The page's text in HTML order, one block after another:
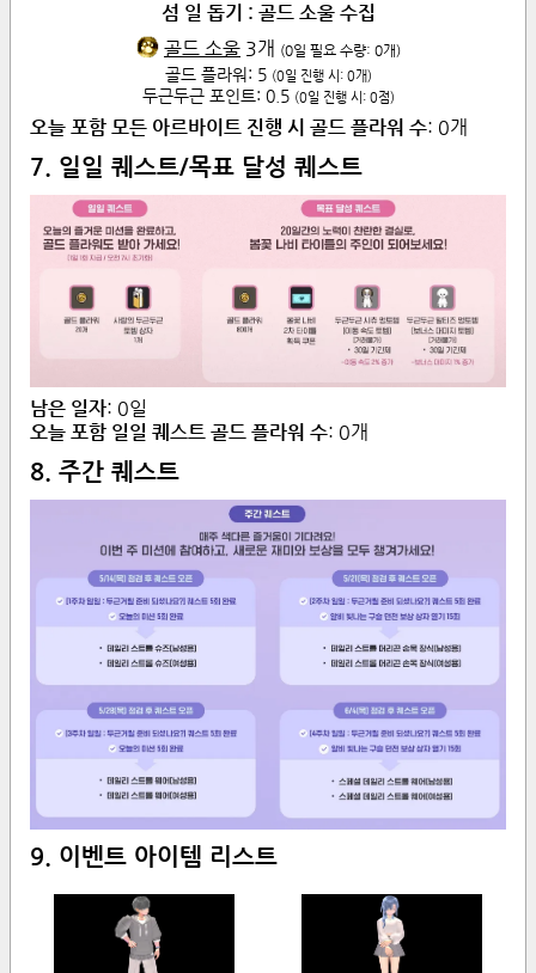
섬 일 돕기 : 골드 소울 수집
골드 소울 3개 (0일 필요 수량: 0개)
골드 플라워: 5 (0일 진행 시: 0개)
두근두근 포인트: 0.5 (0일 진행 시: 0점)
오늘 포함 모든 아르바이트 진행 시 골드 플라워 수: 0개
7. 일일 퀘스트/목표 달성 퀘스트
남은 일자: 0일
오늘 포함 일일 퀘스트 골드 플라워 수: 0개
8. 주간 퀘스트
9. 이벤트 아이템 리스트